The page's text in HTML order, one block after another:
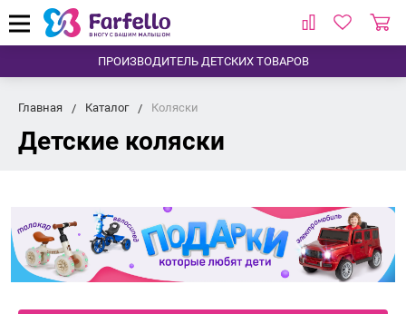
ПРОИЗВОДИТЕЛЬ ДЕТСКИХ ТОВАРОВ
Главная Каталог Коляски
Детские коляски